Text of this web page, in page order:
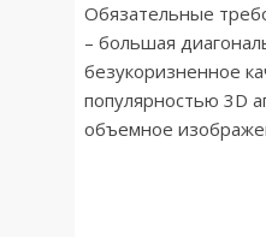
Обязательные
– большая
безукоризненное
популярностью 3D
объемное